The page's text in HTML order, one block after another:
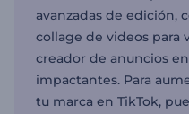
avanzadas de edición,
collage de videos para
creador de anuncios
impactantes. Para
tu marca en TikTok,